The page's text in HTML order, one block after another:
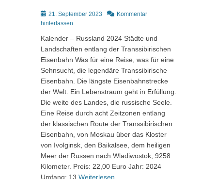
Posted
on
21. September 2023
Kommentar
hinterlassen
Kalender – Russland 2024 Städte und
Landschaften entlang der Transsibirischen
Eisenbahn Was für eine Reise, was für eine
Sehnsucht, die legendäre Transsibirische
Eisenbahn. Die längste Eisenbahnstrecke
der Welt. Ein Lebenstraum geht in Erfüllung.
Die weite des Landes, die russische Seele.
Eine Reise durch acht Zeitzonen entlang
der klassischen Route der Transsibirischen
Eisenbahn, von Moskau über das Kloster
von Ivolginsk, den Baikalsee, dem heiligen
Meer der Russen nach Wladiwostok, 9258
Kilometer. Preis: 22,00 Euro Jahr: 2024
Umfang: 13 Weiterlesen …